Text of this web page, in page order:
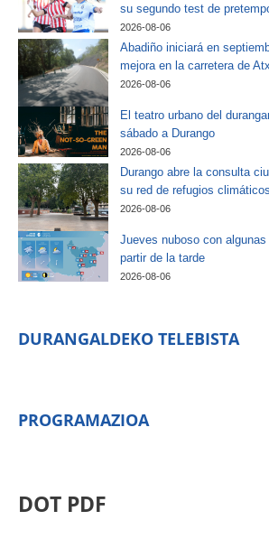
su segundo test de
2026-08-06
Abadiño iniciará en
mejora en la carretera de
2026-08-06
El teatro urbano del
sábado a Durango
2026-08-06
Durango abre la consulta
su red de refugios climáticos
2026-08-06
Jueves nuboso con
partir de la tarde
2026-08-06
DURANGALDEKO TELEBISTA
PROGRAMAZIOA
DOT PDF